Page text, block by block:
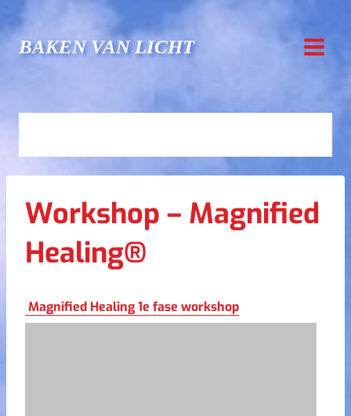
naar
inhoudBAKEN VAN LICHT
Workshop – Magnified
Healing®
Magnified Healing 1e fase workshop